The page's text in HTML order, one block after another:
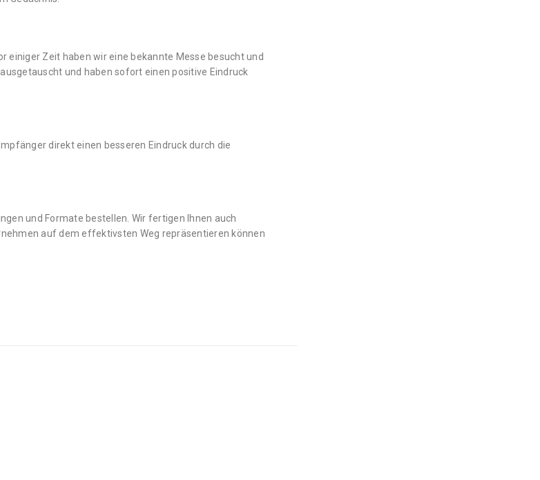
einiger Zeit haben wir eine bekannte Messe besucht und
ausgetauscht und haben sofort einen positive Eindruck
direkt einen besseren Eindruck durch die
und Formate bestellen. Wir fertigen Ihnen auch
auf dem effektivsten Weg repräsentieren können